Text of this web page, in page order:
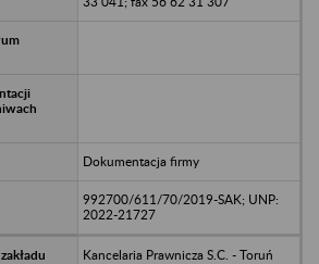
Dokumentacja firmy
992700/611/70/2019-SAK; UNP:
2022-21727
Kancelaria Prawnicza S.C. - Toruń